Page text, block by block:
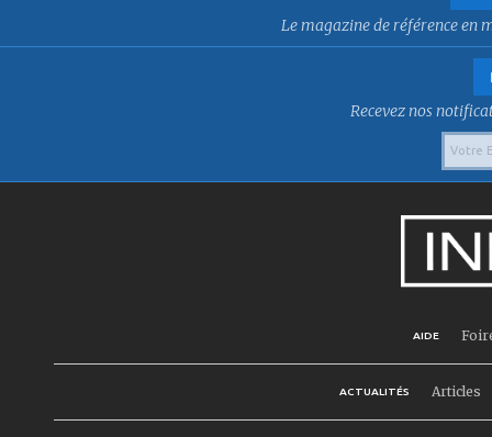
Le magazine de référence en
Recevez nos
AIDE
ACTUALITÉS Articles